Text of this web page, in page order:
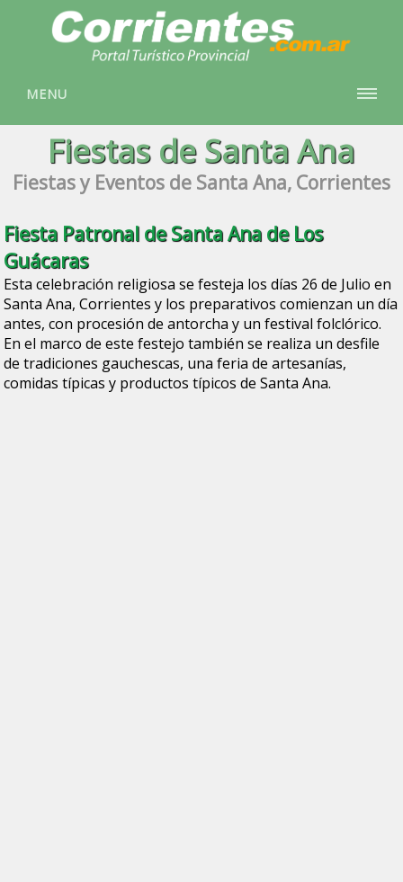
MENU
Fiestas de Santa Ana
Fiestas y Eventos de Santa Ana, Corrientes
Fiesta Patronal de Santa Ana de Los
Guácaras
Esta celebración religiosa se festeja los días 26 de Julio en
Santa Ana, Corrientes y los preparativos comienzan un día
antes, con procesión de antorcha y un festival folclórico.
En el marco de este festejo también se realiza un desfile
de tradiciones gauchescas, una feria de artesanías,
comidas típicas y productos típicos de Santa Ana.